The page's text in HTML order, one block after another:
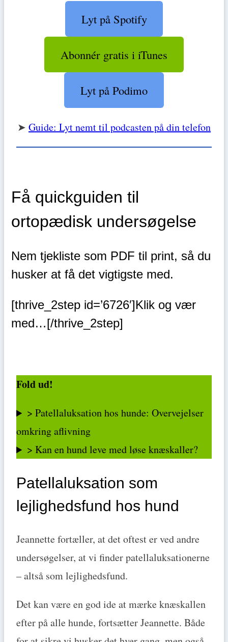
Lyt på Spotify
Abonnér gratis i iTunes
Lyt på Podimo
➤ Guide: Lyt nemt til podcasten på din telefon
Få quickguiden til
ortopædisk undersøgelse
Nem tjekliste som PDF til print, så du
husker at få det vigtigste med.
[thrive_2step id=’6726′]Klik og vær
med…[/thrive_2step]
Fold ud!
> Patellaluksation hos hunde: Overvejelser
omkring aflivning
> Kan en hund leve med løse knæskaller?
Patellaluksation som
lejlighedsfund hos hund
Jeannette fortæller, at det oftest er ved andre
undersøgelser, at vi finder patellaluksationerne
– altså som lejlighedsfund.
Det kan være en god ide at mærke knæskallen
efter på alle hunde, fortsætter Jeannette. Både